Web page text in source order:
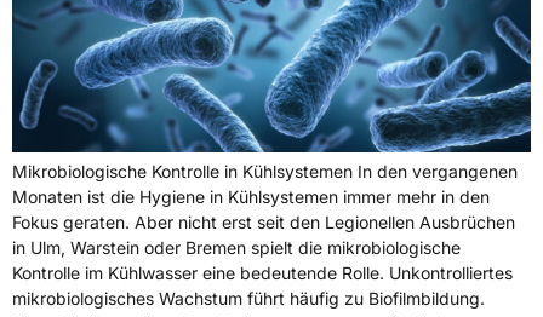
Mikrobiologische Kontrolle in Kühlsystemen In den vergangenen
Monaten ist die Hygiene in Kühlsystemen immer mehr in den
Fokus geraten. Aber nicht erst seit den Legionellen Ausbrüchen
in Ulm, Warstein oder Bremen spielt die mikrobiologische
Kontrolle im Kühlwasser eine bedeutende Rolle. Unkontrolliertes
mikrobiologisches Wachstum führt häufig zu Biofilmbildung.